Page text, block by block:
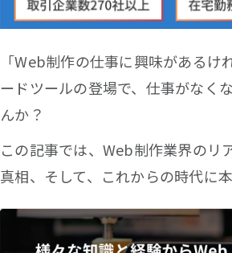
「Web制作の仕事に興味がある
ードツールの登場で、仕事がなく
んか？
この記事では、Web制作業界のリ
真相、そして、これからの時代に